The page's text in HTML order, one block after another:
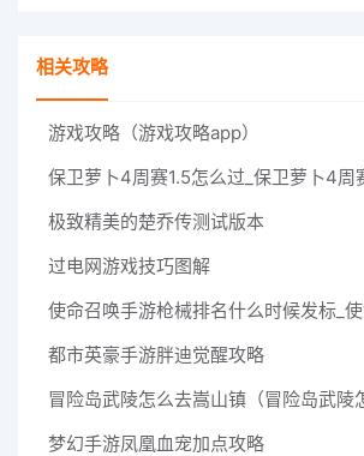
相关攻略
游戏攻略（游戏攻略app）
保卫萝卜4周赛1.5怎么过_保卫萝卜4周
极致精美的楚乔传测试版本
过电网游戏技巧图解
都市英豪手游胖迪觉醒攻略
冒险岛武陵怎么去嵩山镇（冒险岛武陵
梦幻手游凤凰血宠加点攻略